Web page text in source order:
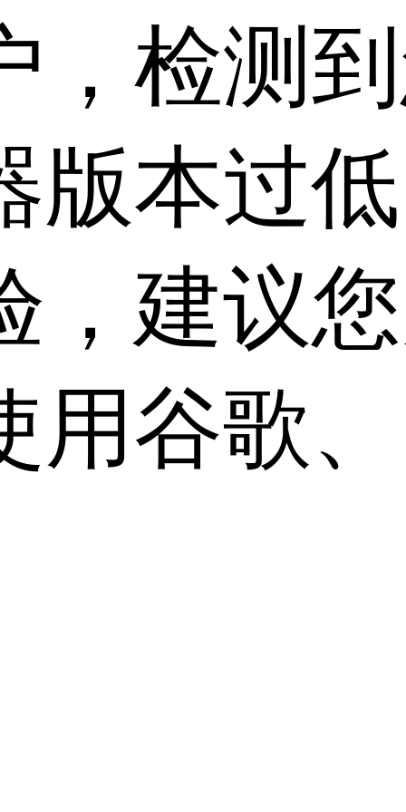
，检测
版本过
，建议
用谷歌